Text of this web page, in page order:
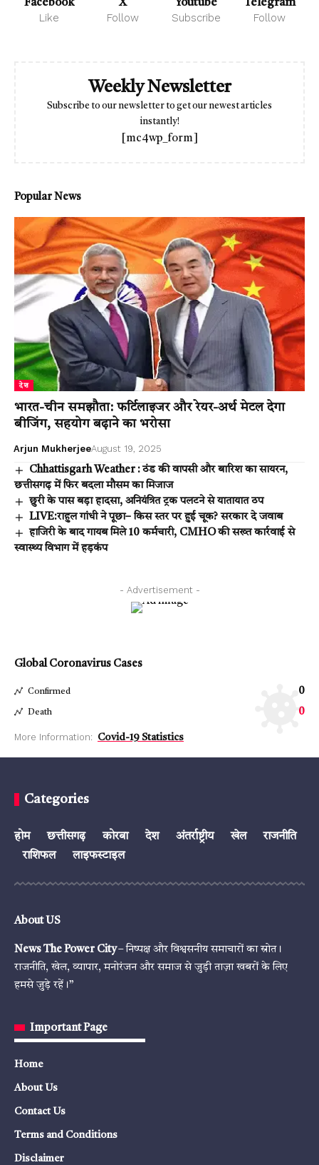
Facebook
Like
X
Follow
Youtube
Subscribe
Telegram
Follow
Weekly Newsletter
Subscribe to our newsletter to get our newest articles
instantly!
[mc4wp_form]
Popular News
देश
भारत-चीन समझौता: फर्टिलाइजर और रेयर-अर्थ मेटल देगा
बीजिंग, सहयोग बढ़ाने का भरोसा
Arjun MukherjeeAugust 19, 2025
Chhattisgarh Weather : ठंड की वापसी और बारिश का सायरन,
छत्तीसगढ़ में फिर बदला मौसम का मिजाज
छुरी के पास बड़ा हादसा, अनियंत्रित ट्रक पलटने से यातायात ठप
LIVE:राहुल गांधी ने पूछा– किस स्तर पर हुई चूक? सरकार दे जवाब
हाजिरी के बाद गायब मिले 10 कर्मचारी, CMHO की सख्त कार्रवाई से
स्वास्थ्य विभाग में हड़कंप
- Advertisement -
Global Coronavirus Cases
Confirmed 0
Death 0
More Information: Covid-19 Statistics
Categories
होम छत्तीसगढ़ कोरबा देश अंतर्राष्ट्रीय खेल
राजनीति
राशिफल
लाइफस्टाइल
About US
News The Power City– निष्पक्ष और विश्वसनीय समाचारों का स्रोत।
राजनीति, खेल, व्यापार, मनोरंजन और समाज से जुड़ी ताज़ा खबरों के लिए
हमसे जुड़े रहें।”
Important Page
Home
About Us
Contact Us
Terms and Conditions
Disclaimer